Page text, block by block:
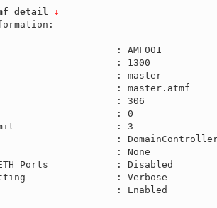
detail
↓
: AMF001
: 1300
: master
: master.atmf
: 306
: 0
Limit                  : 3
:
: None
ETH Ports            : Disabled
: Verbose
: Enabled